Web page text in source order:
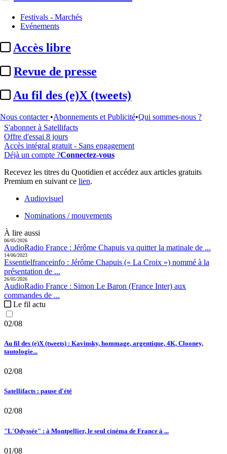
Festivals - Marchés
Evénements
Accès libre
Revue de presse
Au fil des (e)X (tweets)
Nous contacter •Abonnements et Publicité•Qui sommes-nous ?
...
Cet article est réservé à nos abonnés
Pour accéder à cet article, à l'ensemble du site, découvrez nos
S'abonner à Satellifacts
Offre d'essai 8 jours
Accès intégral gratuit - Sans engagement
Déjà un compte ?Connectez-vous
Recevez les titres du Quotidien et accédez aux articles gratuits
Premium en suivant ce lien.
Audiovisuel
Nominations / mouvements
À lire aussi
06/05/2026
AudioRadio France : Jérôme Chapuis va quitter la matinale de ...
14/06/2023
Essentielfranceinfo : Jérôme Chapuis (« La Croix ») nommé à la
présentation de ...
26/05/2026
AudioRadio France : Simon Le Baron (France Inter) aux
commandes de ...
Le fil actu
02/08
Au fil des (e)X (tweets) : Kavinsky, hommage, argentique, 4K, Clooney,
tautologie...
02/08
Satellifacts : pause d'été
02/08
"L'Odyssée" : à Montpellier, le seul cinéma de France à ...
01/08